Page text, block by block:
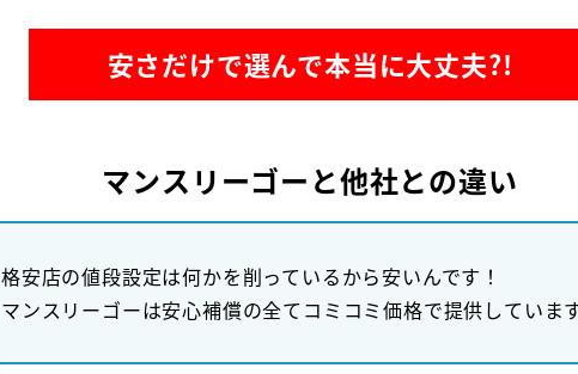
安さだけで選んで本当に大丈夫?!
マンスリーゴーと他社との違い
格安店の値段設定は何かを削っているから安いんです！
マンスリーゴーは安心補償の全てコミコミ価格で提供していま